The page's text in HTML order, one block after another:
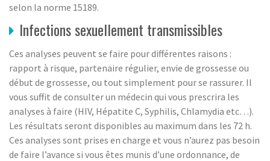
selon la norme 15189.
Infections sexuellement transmissibles
Ces analyses peuvent se faire pour différentes raisons :
rapport à risque, partenaire régulier, envie de grossesse ou
début de grossesse, ou tout simplement pour se rassurer. Il
vous suffit de consulter un médecin qui vous prescrira les
analyses à faire (HIV, Hépatite C, Syphilis, Chlamydia etc…).
Les résultats seront disponibles au maximum dans les 72 h.
Ces analyses sont prises en charge et vous n’aurez pas besoin
de faire l’avance si vous êtes munis d’une ordonnance, de